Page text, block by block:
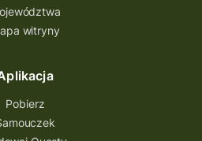
witryny
Pobierz